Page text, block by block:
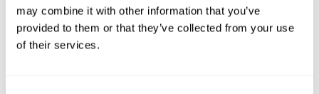
may combine it with other information that you’ve
provided to them or that they’ve collected from your use
of their services.
◾Vi kan erbjuda er serviceavtal med
totalansvar för inventering och
filterbyte.